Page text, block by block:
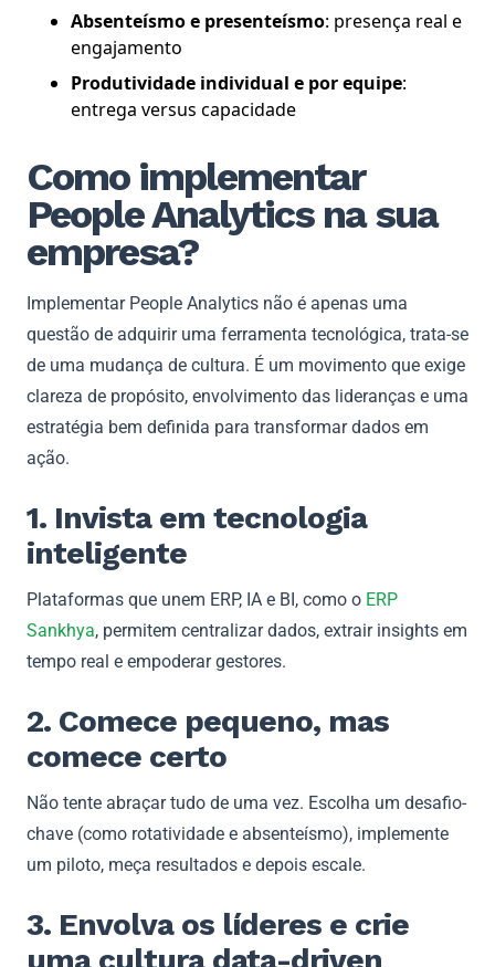
Absenteísmo e presenteísmo: presença real e
engajamento
Produtividade individual e por equipe:
entrega versus capacidade
Como implementar
People Analytics na sua
empresa?
Implementar People Analytics não é apenas uma
questão de adquirir uma ferramenta tecnológica, trata-se
de uma mudança de cultura. É um movimento que exige
clareza de propósito, envolvimento das lideranças e uma
estratégia bem definida para transformar dados em
ação.
1. Invista em tecnologia
inteligente
Plataformas que unem ERP, IA e BI, como o ERP
Sankhya, permitem centralizar dados, extrair insights em
tempo real e empoderar gestores.
2. Comece pequeno, mas
comece certo
Não tente abraçar tudo de uma vez. Escolha um desafio-
chave (como rotatividade e absenteísmo), implemente
um piloto, meça resultados e depois escale.
3. Envolva os líderes e crie
uma cultura data-driven